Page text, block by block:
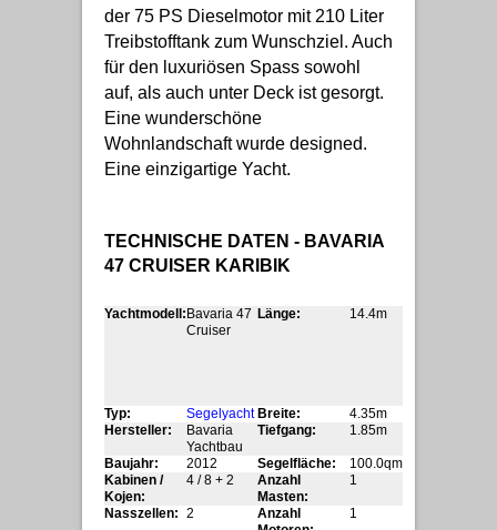
der 75 PS Dieselmotor mit 210 Liter
Treibstofftank zum Wunschziel. Auch
für den luxuriösen Spass sowohl
auf, als auch unter Deck ist gesorgt.
Eine wunderschöne
Wohnlandschaft wurde designed.
Eine einzigartige Yacht.
TECHNISCHE DATEN - BAVARIA
47 CRUISER KARIBIK
Yachtmodell: Bavaria 47
Cruiser
Länge: 14.4m
Typ: Segelyacht Breite:
4.35m
Hersteller:
Bavaria
Yachtbau
Tiefgang: 1.85m
Baujahr: 2012 Segelfläche:
100.0qm
Kabinen /
Kojen:
4 / 8 + 2
Anzahl
Masten:
1
Nasszellen: 2
Anzahl
1